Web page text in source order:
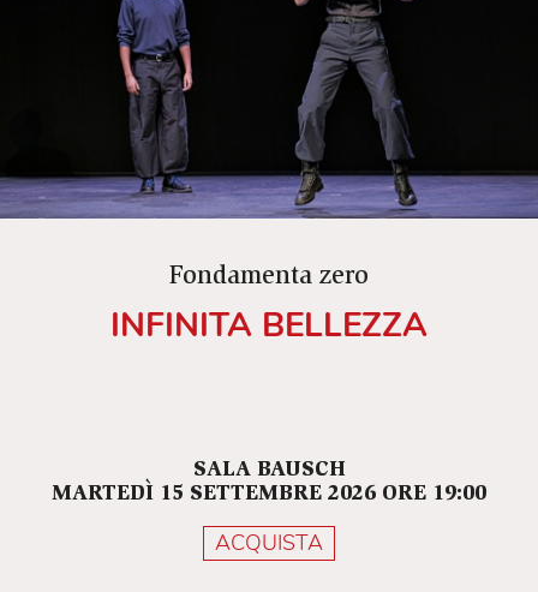
Fondamenta zero
INFINITA BELLEZZA
SALA BAUSCH
MARTEDÌ 15 SETTEMBRE 2026 ORE 19:00
ACQUISTA